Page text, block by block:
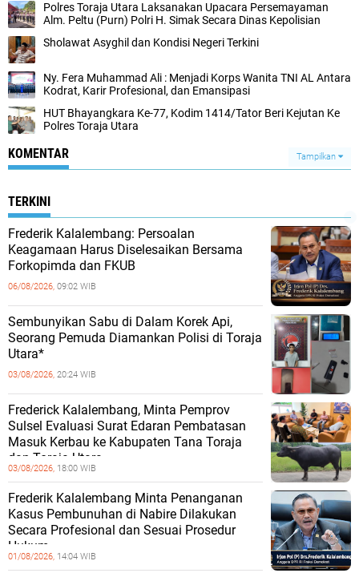
Polres Toraja Utara Laksanakan Upacara Persemayaman
Alm. Peltu (Purn) Polri H. Simak Secara Dinas Kepolisian
Sholawat Asyghil dan Kondisi Negeri Terkini
Ny. Fera Muhammad Ali : Menjadi Korps Wanita TNI AL Antara
Kodrat, Karir Profesional, dan Emansipasi
HUT Bhayangkara Ke-77, Kodim 1414/Tator Beri Kejutan Ke
Polres Toraja Utara
KOMENTAR Tampilkan
TERKINI
Frederik Kalalembang: Persoalan
Keagamaan Harus Diselesaikan Bersama
Forkopimda dan FKUB
06/08/2026, 09:02 WIB
Sembunyikan Sabu di Dalam Korek Api,
Seorang Pemuda Diamankan Polisi di Toraja
Utara*
03/08/2026, 20:24 WIB
Frederick Kalalembang, Minta Pemprov
Sulsel Evaluasi Surat Edaran Pembatasan
Masuk Kerbau ke Kabupaten Tana Toraja
dan Toraja Utara
03/08/2026, 18:00 WIB
Frederik Kalalembang Minta Penanganan
Kasus Pembunuhan di Nabire Dilakukan
Secara Profesional dan Sesuai Prosedur
Hukum
01/08/2026, 14:04 WIB